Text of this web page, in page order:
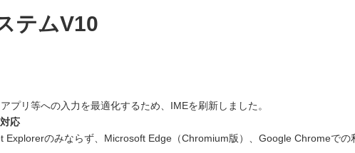
テムV10
プリ等への入力を最適化するため、IMEを刷新しました。
応
のみならず、Microsoft Edge（Chromium版）、Google Chromeでの